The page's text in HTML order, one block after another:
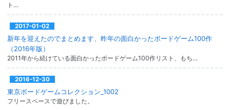
ト…
2017-01-02
新年を迎えたのでまとめます、昨年の面白かったボードゲーム100作
（2016年版）
2011年から続けている面白かったボードゲーム100作リスト、もち…
2016-12-30
東京ボードゲームコレクション_1002
フリースペースで遊びました。